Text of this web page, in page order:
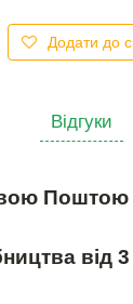
Додати до
Відгуки
Поштою
від